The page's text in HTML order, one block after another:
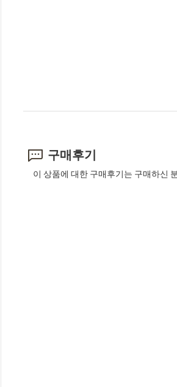
구매후기
이 상품에 대한 구매후기는 구매하신